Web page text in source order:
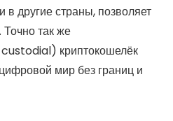
другие страны, позволяет
так же
криптокошелёк
мир без границ и